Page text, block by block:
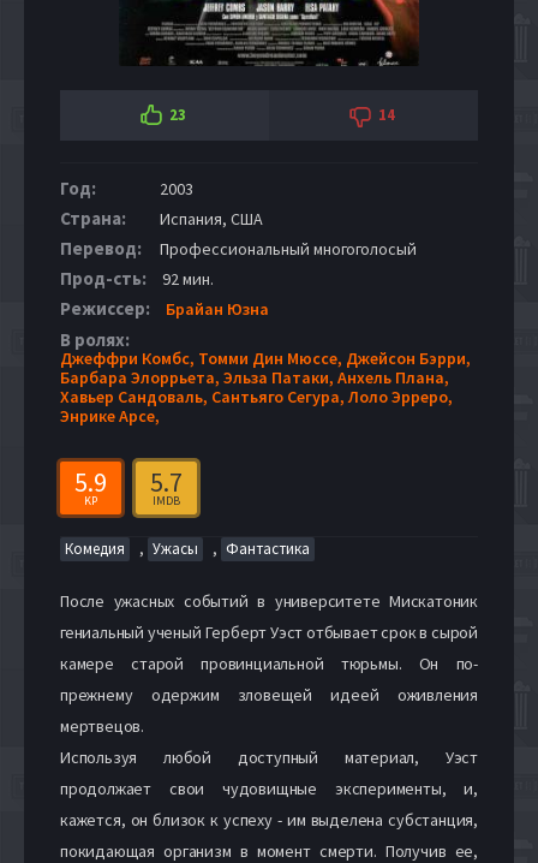
23 14
Год: 2003
Страна: Испания, США
Перевод: Профессиональный многоголосый
Прод-сть: 92 мин.
Режиссер: Брайан Юзна
В ролях:
Джеффри Комбс, Томми Дин Мюссе, Джейсон Бэрри,
Барбара Элоррьета, Эльза Патаки, Анхель Плана,
Хавьер Сандоваль, Сантьяго Сегура,Лоло Эрреро,
Энрике Арсе,
5.9
KP
5.7
IMDB
Комедия , Ужасы , Фантастика
После ужасных событий в университете Мискатоник
гениальный ученый Герберт Уэст отбывает срок в сырой
камере старой провинциальной тюрьмы. Он по-
прежнему одержим зловещей идеей оживления
мертвецов.
Используя любой доступный материал, Уэст
продолжает свои чудовищные эксперименты, и,
кажется, он близок к успеху - им выделена субстанция,
покидающая организм в момент смерти. Получив ее,